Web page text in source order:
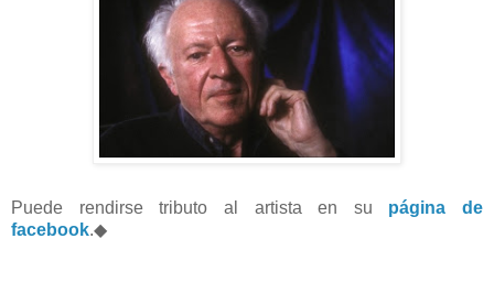
Puede rendirse tributo al artista en su página de
facebook.◆